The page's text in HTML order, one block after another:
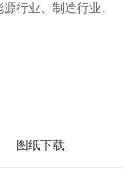
行业、制造行业、
图纸下载